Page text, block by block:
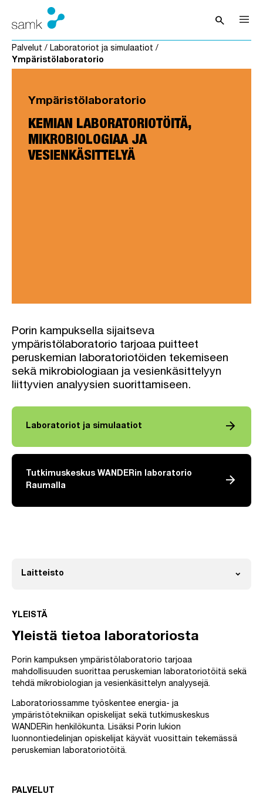
Siirry sisältöön
searchAvaa haku
Palvelut / Laboratoriot ja simulaatiot /
Ympäristölaboratorio
Ympäristölaboratorio
KEMIAN LABORATORIOTÖITÄ,
MIKROBIOLOGIAA JA
VESIENKÄSITTELYÄ
Porin kampuksella sijaitseva
ympäristölaboratorio tarjoaa puitteet
peruskemian laboratoriotöiden tekemiseen
sekä mikrobiologiaan ja vesienkäsittelyyn
liittyvien analyysien suorittamiseen.
Laboratoriot ja simulaatiot arrow_forward
Tutkimuskeskus WANDERin laboratorio
Raumalla
arrow_forward
Laitteisto expand_more
YLEISTÄ
Yleistä tietoa laboratoriosta
Porin kampuksen ympäristölaboratorio tarjoaa
mahdollisuuden suorittaa peruskemian laboratoriotöitä sekä
tehdä mikrobiologian ja vesienkäsittelyn analyysejä.
Laboratoriossamme työskentee energia- ja
ympäristötekniikan opiskelijat sekä tutkimuskeskus
WANDERin henkilökunta. Lisäksi Porin lukion
luonnontiedelinjan opiskelijat käyvät vuosittain tekemässä
peruskemian laboratoriotöitä.
PALVELUT